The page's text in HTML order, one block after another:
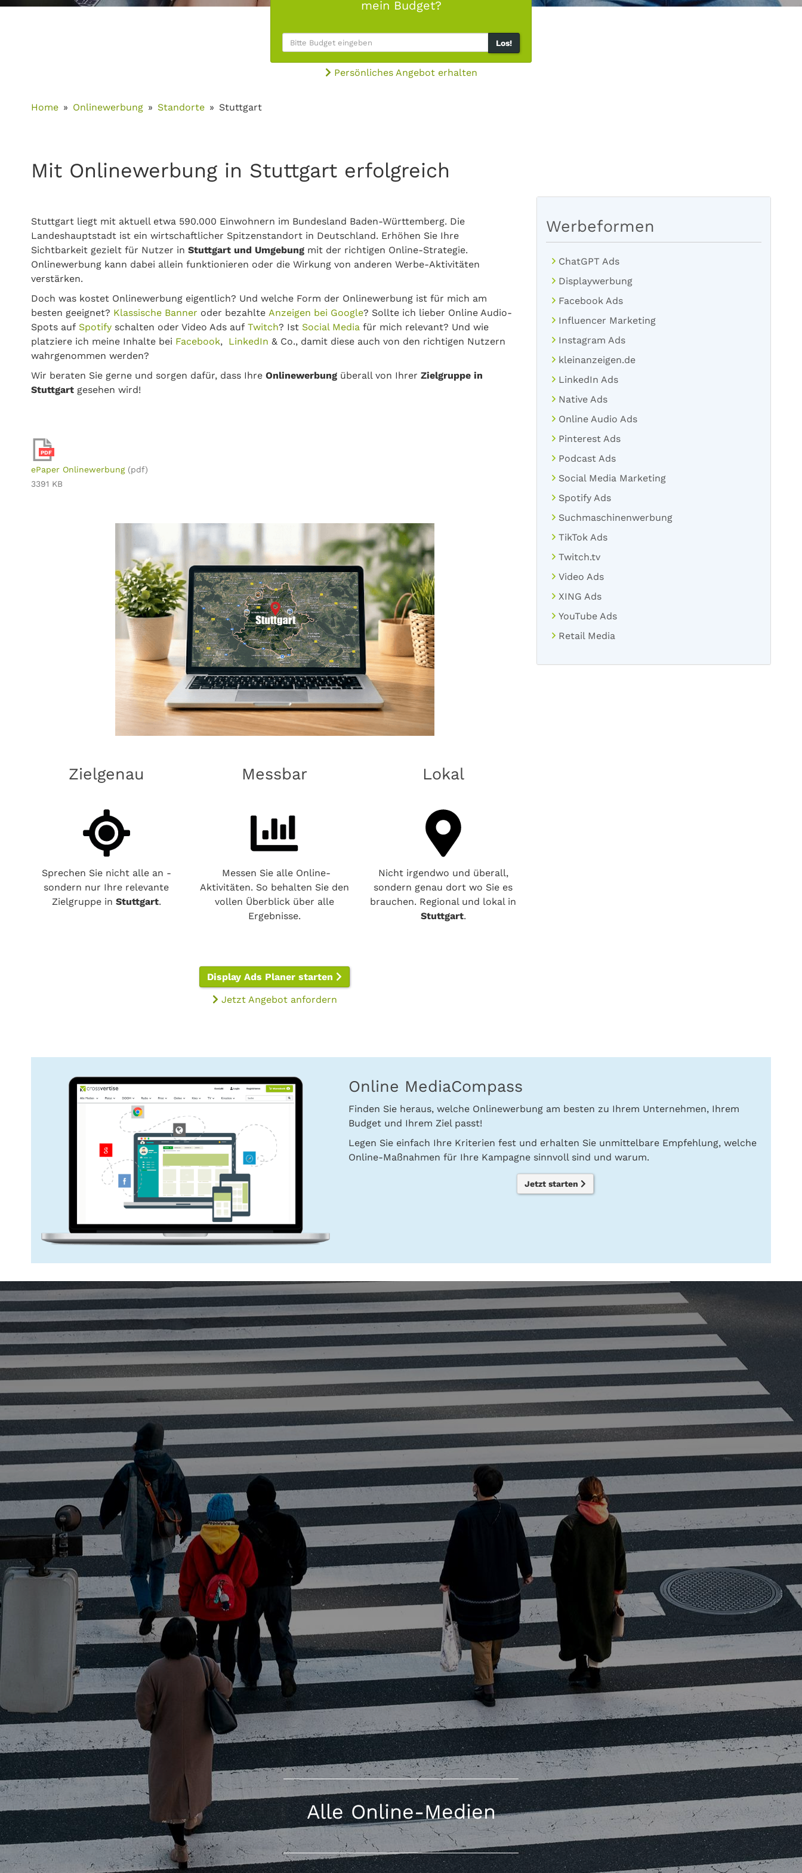
mein Budget?
Los!
Persönliches Angebot erhalten
Home Onlinewerbung Standorte Stuttgart
Mit Onlinewerbung in Stuttgart erfolgreich
Stuttgart liegt mit aktuell etwa 590.000 Einwohnern im Bundesland Baden-Württemberg. Die
Landeshauptstadt ist ein wirtschaftlicher Spitzenstandort in Deutschland. Erhöhen Sie Ihre
Sichtbarkeit gezielt für Nutzer in Stuttgart und Umgebung mit der richtigen Online-Strategie.
Onlinewerbung kann dabei allein funktionieren oder die Wirkung von anderen Werbe-Aktivitäten
verstärken.
Doch was kostet Onlinewerbung eigentlich? Und welche Form der Onlinewerbung ist für mich am
besten geeignet? Klassische Banner oder bezahlte Anzeigen bei Google? Sollte ich lieber Online Audio-
Spots auf Spotify schalten oder Video Ads auf Twitch? Ist Social Media für mich relevant? Und wie
platziere ich meine Inhalte bei Facebook, LinkedIn & Co., damit diese auch von den richtigen Nutzern
wahrgenommen werden?
Wir beraten Sie gerne und sorgen dafür, dass Ihre Onlinewerbung überall von Ihrer Zielgruppe in
Stuttgart gesehen wird!
PDF
ePaper Onlinewerbung (pdf)
3391 KB
Zielgenau
Sprechen Sie nicht alle an -
sondern nur Ihre relevante
Zielgruppe in Stuttgart.
Messbar
Messen Sie alle Online-
Aktivitäten. So behalten Sie den
vollen Überblick über alle
Ergebnisse.
Lokal
Nicht irgendwo und überall,
sondern genau dort wo Sie es
brauchen. Regional und lokal in
Stuttgart.
Display Ads Planer starten
Jetzt Angebot anfordern
Werbeformen
ChatGPT Ads
Displaywerbung
Facebook Ads
Influencer Marketing
Instagram Ads
kleinanzeigen.de
LinkedIn Ads
Native Ads
Online Audio Ads
Pinterest Ads
Podcast Ads
Social Media Marketing
Spotify Ads
Suchmaschinenwerbung
TikTok Ads
Twitch.tv
Video Ads
XING Ads
YouTube Ads
Retail Media
Online MediaCompass
Finden Sie heraus, welche Onlinewerbung am besten zu Ihrem Unternehmen, Ihrem
Budget und Ihrem Ziel passt!
Legen Sie einfach Ihre Kriterien fest und erhalten Sie unmittelbare Empfehlung, welche
Online-Maßnahmen für Ihre Kampagne sinnvoll sind und warum.
Jetzt starten
Alle Online-Medien